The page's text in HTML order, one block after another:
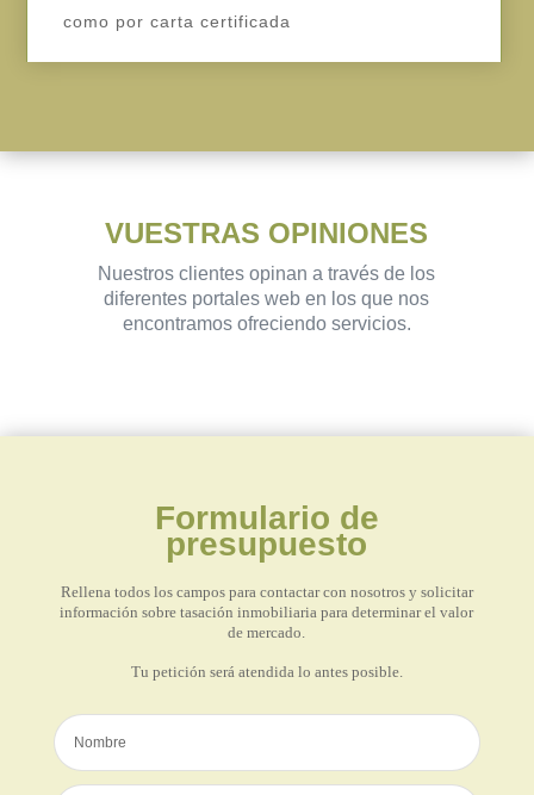
como por carta certificada
VUESTRAS OPINIONES
Nuestros clientes opinan a través de los
diferentes portales web en los que nos
encontramos ofreciendo servicios.
Formulario de
presupuesto
Rellena todos los campos para contactar con nosotros y solicitar
información sobre tasación inmobiliaria para determinar el valor
de mercado.
Tu petición será atendida lo antes posible.